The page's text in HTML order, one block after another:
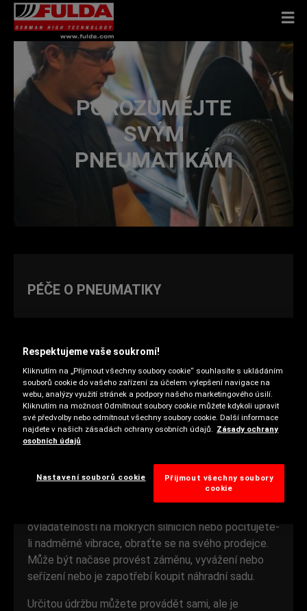
POROZUMĚJTE
SVÝM
PNEUMATIKÁM
PÉČE O PNEUMATIKY
podávat dobrý výkon až do okamžiku jejich výměny.
Pneumatiky se postupně opotřebovávají, takže není
vždy jednoduché poznat, zda již pneumatiky nejsou
opotřebeny nad rámec bezpečného používání.
Budete-li věnovat pozornost těmto faktorům, spolu
sledovat opotřebení pneumatik a zjistit poškození
dříve než nastane problém.
ovladatelností na mokrých silnicích nebo pociťujete-
li nadměrné vibrace, obraťte se na svého prodejce.
Může být načase provést záměnu, vyvážení nebo
seřízení nebo je zapotřebí koupit náhradní sadu.
Určitou údržbu můžete provádět sami, ale je
Respektujeme vaše soukromí!
Kliknutím na „Přijmout všechny soubory cookie“ souhlasíte s ukládáním
souborů cookie do vašeho zařízení za účelem vylepšení navigace na
webu, analýzy využití stránek a podpory našeho marketingového úsilí.
Kliknutím na možnost Odmítnout soubory cookie můžete kdykoli upravit
své předvolby nebo odmítnout všechny soubory cookie. Další informace
najdete v našich zásadách ochrany osobních údajů.
Zásady ochrany
osobních údajů
Nastavení souborů cookie
Přijmout všechny soubory
cookie